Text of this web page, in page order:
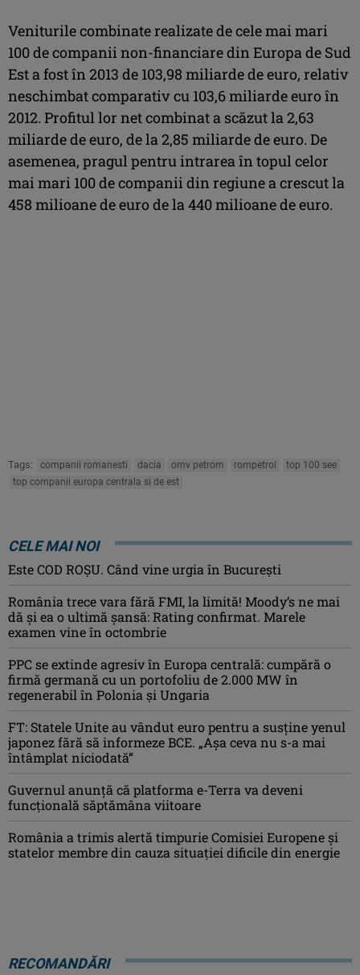
Veniturile combinate realizate de cele mai mari
100 de companii non-financiare din Europa de Sud
Est a fost în 2013 de 103,98 miliarde de euro, relativ
neschimbat comparativ cu 103,6 miliarde euro în
2012. Profitul lor net combinat a scăzut la 2,63
miliarde de euro, de la 2,85 miliarde de euro. De
asemenea, pragul pentru intrarea în topul celor
mai mari 100 de companii din regiune a crescut la
458 milioane de euro de la 440 milioane de euro.
Tags: companii romanesti dacia omv petrom rompetrol
top 100 see
top companii europa centrala si de est
CELE MAI NOI
Este COD ROŞU. Când vine urgia în Bucureşti
România trece vara fără FMI, la limită! Moody’s ne mai
dă și ea o ultimă șansă: Rating confirmat. Marele
examen vine în octombrie
PPC se extinde agresiv în Europa centrală: cumpără o
firmă germană cu un portofoliu de 2.000 MW în
regenerabil în Polonia și Ungaria
FT: Statele Unite au vândut euro pentru a susține yenul
japonez fără să informeze BCE. „Așa ceva nu s-a mai
întâmplat niciodată”
Guvernul anunță că platforma e-Terra va deveni
funcţională săptămâna viitoare
România a trimis alertă timpurie Comisiei Europene și
statelor membre din cauza situației dificile din energie
RECOMANDĂRI